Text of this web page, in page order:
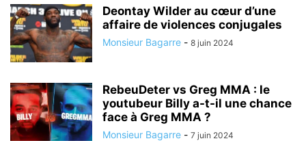
Deontay Wilder au cœur d’une
affaire de violences conjugales
Monsieur Bagarre - 8 juin 2024
RebeuDeter vs Greg MMA : le
youtubeur Billy a-t-il une chance
face à Greg MMA ?
Monsieur Bagarre - 7 juin 2024